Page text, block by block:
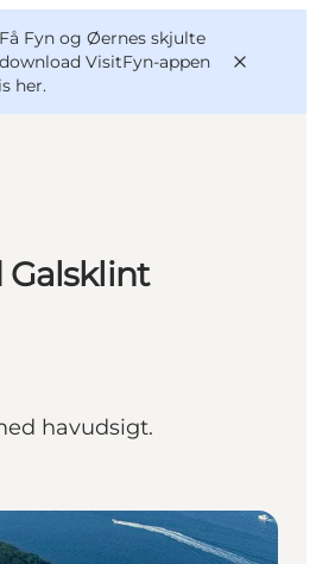
Fyn og Øernes skjulte
download VisitFyn-appen
her.
havudsigt.